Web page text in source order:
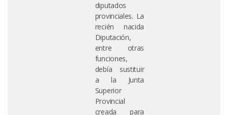
diputados
provinciales. La
recién nacida
Diputación,
entre otras
funciones,
debía sustituir
a la Junta
Superior
Provincial
creada para